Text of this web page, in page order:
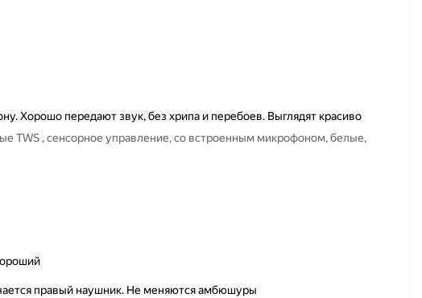
Хорошо передают звук, без хрипа и перебоев. Выглядят красиво
TWS , сенсорное управление, со встроенным микрофоном, белые,
правый наушник. Не меняются амбюшуры